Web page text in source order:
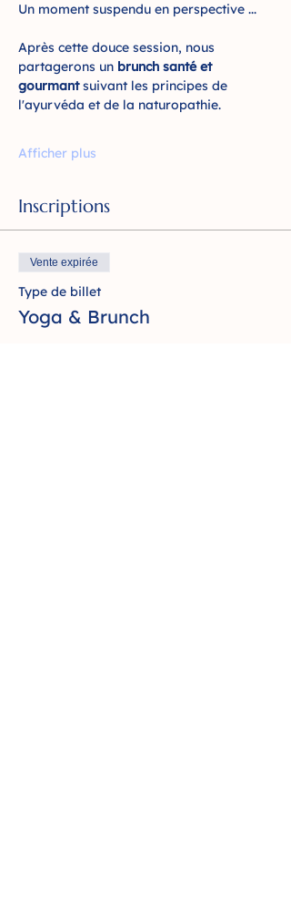
Un moment suspendu en perspective ...
Après cette douce session, nous
partagerons un brunch santé et
gourmant suivant les principes de
l'ayurvéda et de la naturopathie.
Afficher plus
Inscriptions
Vente expirée
Type de billet
Yoga & Brunch